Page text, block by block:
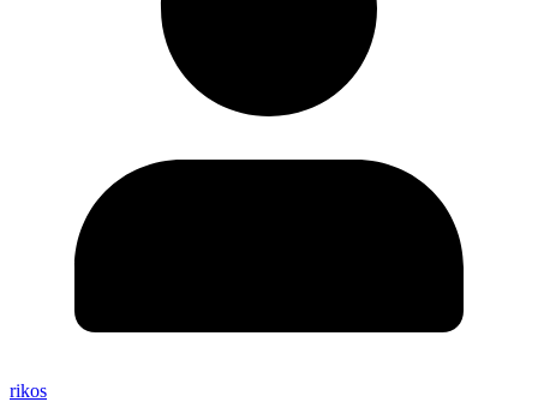
rikos